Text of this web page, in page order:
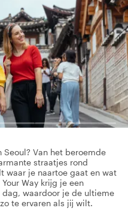
Van het beroemde
straatjes rond
waar je naartoe gaat en wat
Way krijg je een
waardoor je de ultieme
te ervaren als jij wilt.